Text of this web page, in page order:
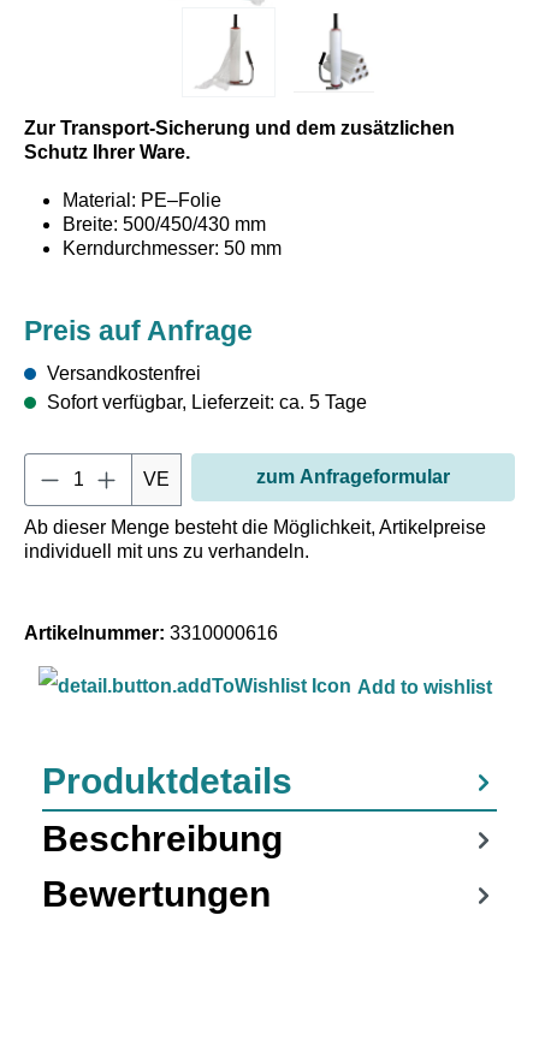
Zur Transport-Sicherung und dem zusätzlichen
Schutz Ihrer Ware.
Material: PE–Folie
Breite: 500/450/430 mm
Kerndurchmesser: 50 mm
Preis auf Anfrage
Versandkostenfrei
Sofort verfügbar, Lieferzeit: ca. 5 Tage
Produkt Anzahl: Gib den
VE zum Anfrageformular
Ab dieser Menge besteht die Möglichkeit, Artikelpreise
individuell mit uns zu verhandeln.
Artikelnummer: 3310000616
Add to wishlist
Produktdetails
Beschreibung
Bewertungen